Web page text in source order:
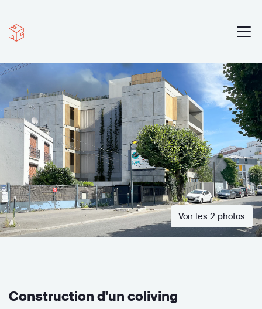
Voir les 2 photos
Construction d'un coliving